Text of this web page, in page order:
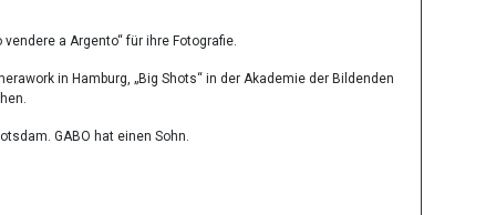
a Argento“ für ihre Fotografie.
in Hamburg, „Big Shots“ in der Akademie der Bildenden
GABO hat einen Sohn.